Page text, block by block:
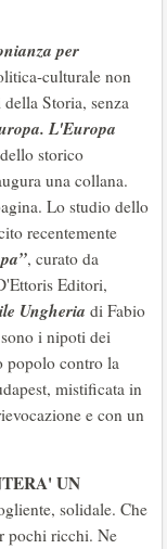
per
culturale non
Storia, senza
L'Europa
storico
una collana.
Lo studio dello
recentemente
, curato da
Editori,
Ungheria di Fabio
i nipoti dei
popolo contro la
mistificata in
e con un
UN
solidale. Che
pochi ricchi. Ne